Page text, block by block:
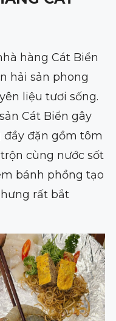
hàng Cát Biển
hải sản phong
liệu tươi sống.
Cát Biển gây
đặn gồm tôm
cùng nước sốt
bánh phồng tạo
rất bắt